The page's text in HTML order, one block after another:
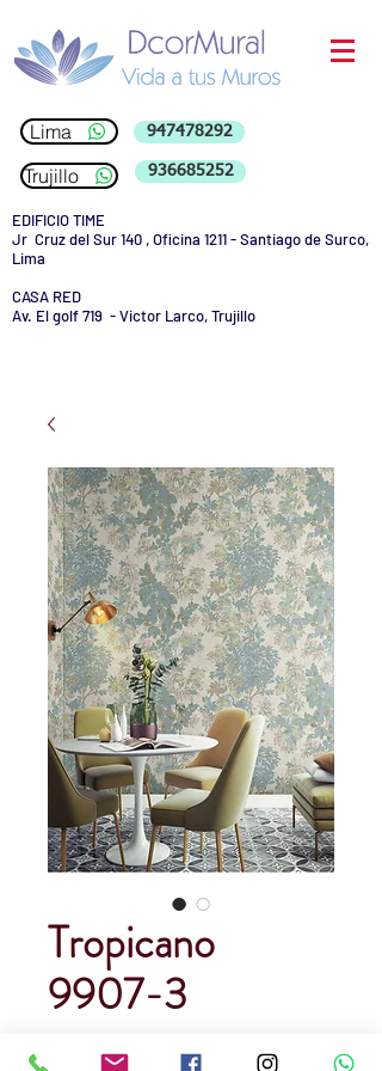
Lima 947478292
Trujillo 936685252
EDIFICIO TIME
Jr Cruz del Sur 140 , Oficina 1211 - Santiago de Surco,
Lima
CASA RED
Av. El golf 719 - Victor Larco, Trujillo
Tropicano
9907-3